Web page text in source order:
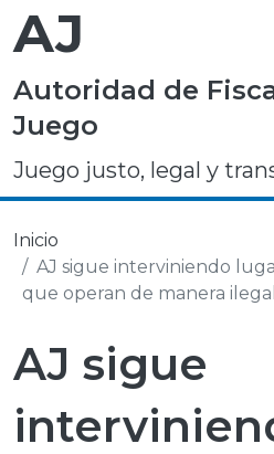
AJ
Autoridad de
Juego
Juego justo, legal y
Inicio
AJ sigue interviniendo
que operan de manera ilegal
AJ sigue